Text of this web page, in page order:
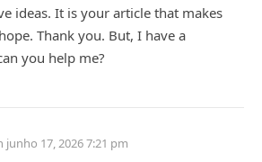
ideas. It is your article that makes
Thank you. But, I have a
you help me?
junho 17, 2026 7:21 pm